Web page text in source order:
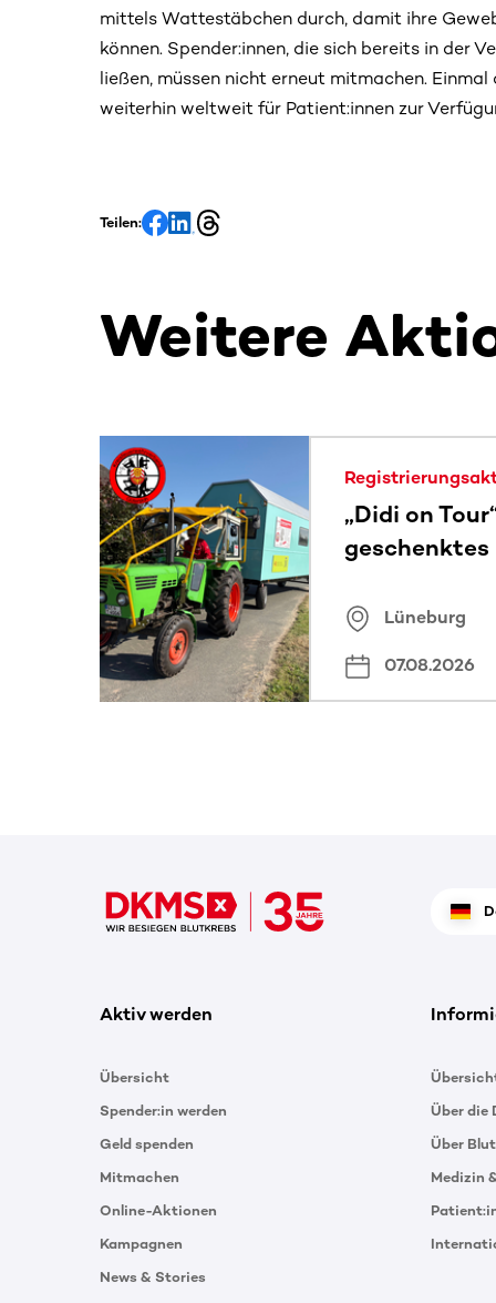
mittels Wattestäbchen durch, damit ihre
können. Spender:innen, die sich bereits in der
ließen, müssen nicht erneut mitmachen.
weiterhin weltweit für Patient:innen zur
Teilen:
Weitere
Dieser Bereich enthält horizontal scrollbare
„Didi on
geschenktes
Lüneburg
07.08.2026
Aktiv werden
Übersicht
Spender:in werden
Geld spenden
Mitmachen
Online-Aktionen
Kampagnen
News & Stories
Über die
Über
Medizin